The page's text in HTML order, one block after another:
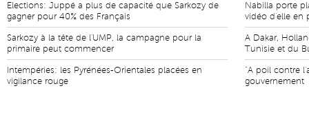
Elections: Juppé a plus de capacité que Sarkozy de
gagner pour 40% des Français
Sarkozy à la tête de l'UMP, la campagne pour la
primaire peut commencer
Intempéries: les Pyrénées-Orientales placées en
vigilance rouge
Nabilla porte
vidéo d'elle en
A Dakar,
Tunisie et du
"A poil contre
gouvernement